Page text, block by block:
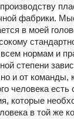
фабрики.
в моей
нормам и
степени
и от команды,
человека есть
которые
в той же